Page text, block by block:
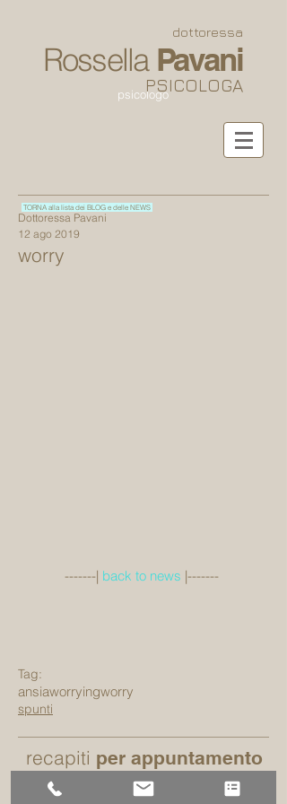
dottoressa
Rossella Pavani
psicologoPSICOLOGA
worry
Dottoressa Pavani
12 ago 2019
-------| back to news |-------
Tag:
ansiaworryingworry
spunti
TORNA alla lista dei BLOG e delle NEWS
recapiti per appuntamento